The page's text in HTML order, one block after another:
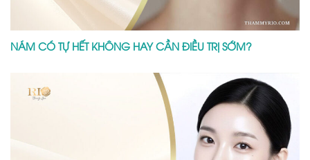
NÁM CÓ TỰ HẾT KHÔNG HAY CẦN ĐIỀU TRỊ SỚM?